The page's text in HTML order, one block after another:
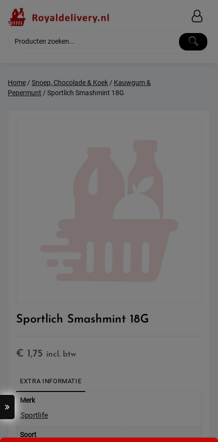
content
Home/ Snoep, Chocolade & Koek/ Kauwgum &
Pepermunt / Sportlich Smashmint 18G
Sportlich Smashmint 18G
€ 1,75 incl. btw
EXTRA INFORMATIE
Merk
Sportlife
Soort